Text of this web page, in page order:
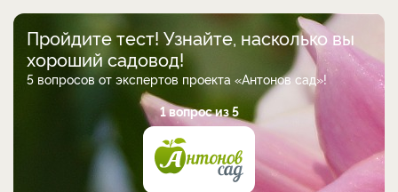
Пройдите тест! Узнайте, насколько вы
хороший садовод!
5 вопросов от экспертов проекта «Антонов сад»!
1 вопрос из 5